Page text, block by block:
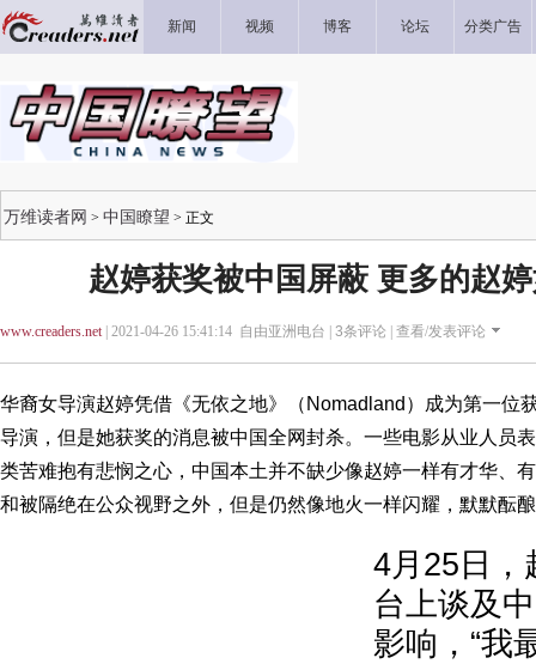
新闻 视频 博客 论坛 分类广告
万维读者网 > 中国瞭望 > 正文
赵婷获奖被中国屏蔽 更多的赵
www.creaders.net| 2021-04-26 15:41:14 自由亚洲电台 | 3条评论 | 查看/发表评论
华裔女导演赵婷凭借《无依之地》（Nomadland）成为第一位
导演，但是她获奖的消息被中国全网封杀。一些电影从业人员
类苦难抱有悲悯之心，中国本土并不缺少像赵婷一样有才华、
和被隔绝在公众视野之外，但是仍然像地火一样闪耀，默默酝
4月25日，
台上谈及
影响，“我